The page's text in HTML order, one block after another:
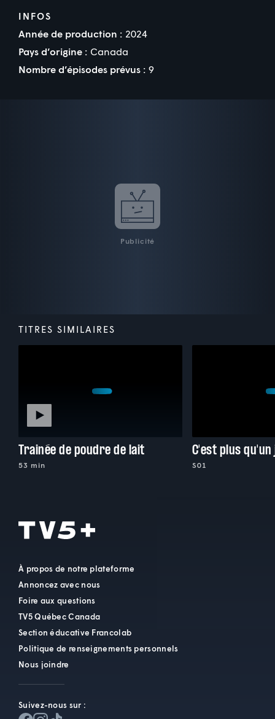
INFOS
Année de production : 2024
Pays d’origine : Canada
Nombre d’épisodes prévus : 9
Publicité
TITRES SIMILAIRES
Trainée de poudre de lait
53 min
C'est plus
S01
À propos de notre plateforme
Annoncez avec nous
Foire aux questions
TV5 Québec Canada
Section éducative Francolab
Politique de renseignements personnels
Nous joindre
Suivez-nous sur :